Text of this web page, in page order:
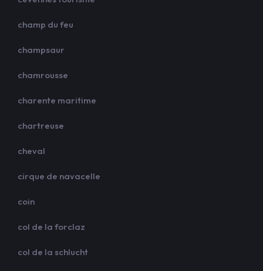
champ du feu
champsaur
chamrousse
charente maritime
chartreuse
cheval
cirque de navacelle
coin
col de la forclaz
col de la schlucht